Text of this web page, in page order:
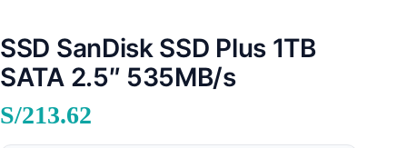
SSD SanDisk SSD Plus 1TB
SATA 2.5″ 535MB/s
S/213.62